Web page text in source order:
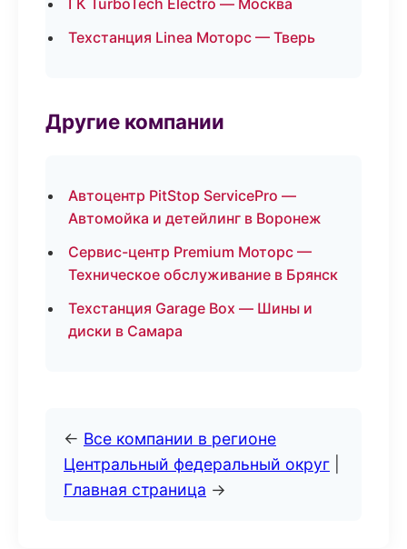
ГК TurboTech Electro — Москва
Техстанция Linea Моторс — Тверь
Другие компании
Автоцентр PitStop ServicePro —
Автомойка и детейлинг в Воронеж
Сервис-центр Premium Моторс —
Техническое обслуживание в Брянск
Техстанция Garage Box — Шины и
диски в Самара
← Все компании в регионе
Центральный федеральный округ
Главная страница →